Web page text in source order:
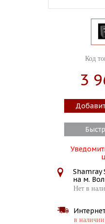
Код
3
Shamray
на м.
Нет в
в наличии